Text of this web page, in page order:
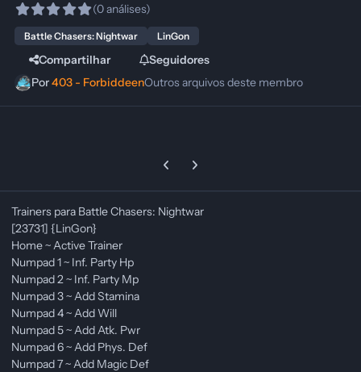
(0 análises)
Battle Chasers: Nightwar LinGon
Compartilhar
Seguidores
Por403 - ForbiddeenOutros arquivos deste membro
Previous carousel slide
Next carousel slide
Trainers para Battle Chasers: Nightwar
[23731] {LinGon}
Home ~ Active Trainer
Numpad 1 ~ Inf. Party Hp
Numpad 2 ~ Inf. Party Mp
Numpad 3 ~ Add Stamina
Numpad 4 ~ Add Will
Numpad 5 ~ Add Atk. Pwr
Numpad 6 ~ Add Phys. Def
Numpad 7 ~ Add Magic Def